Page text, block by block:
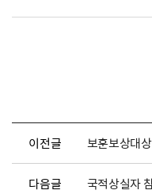
이전글 보훈보상대
다음글 국적상실자